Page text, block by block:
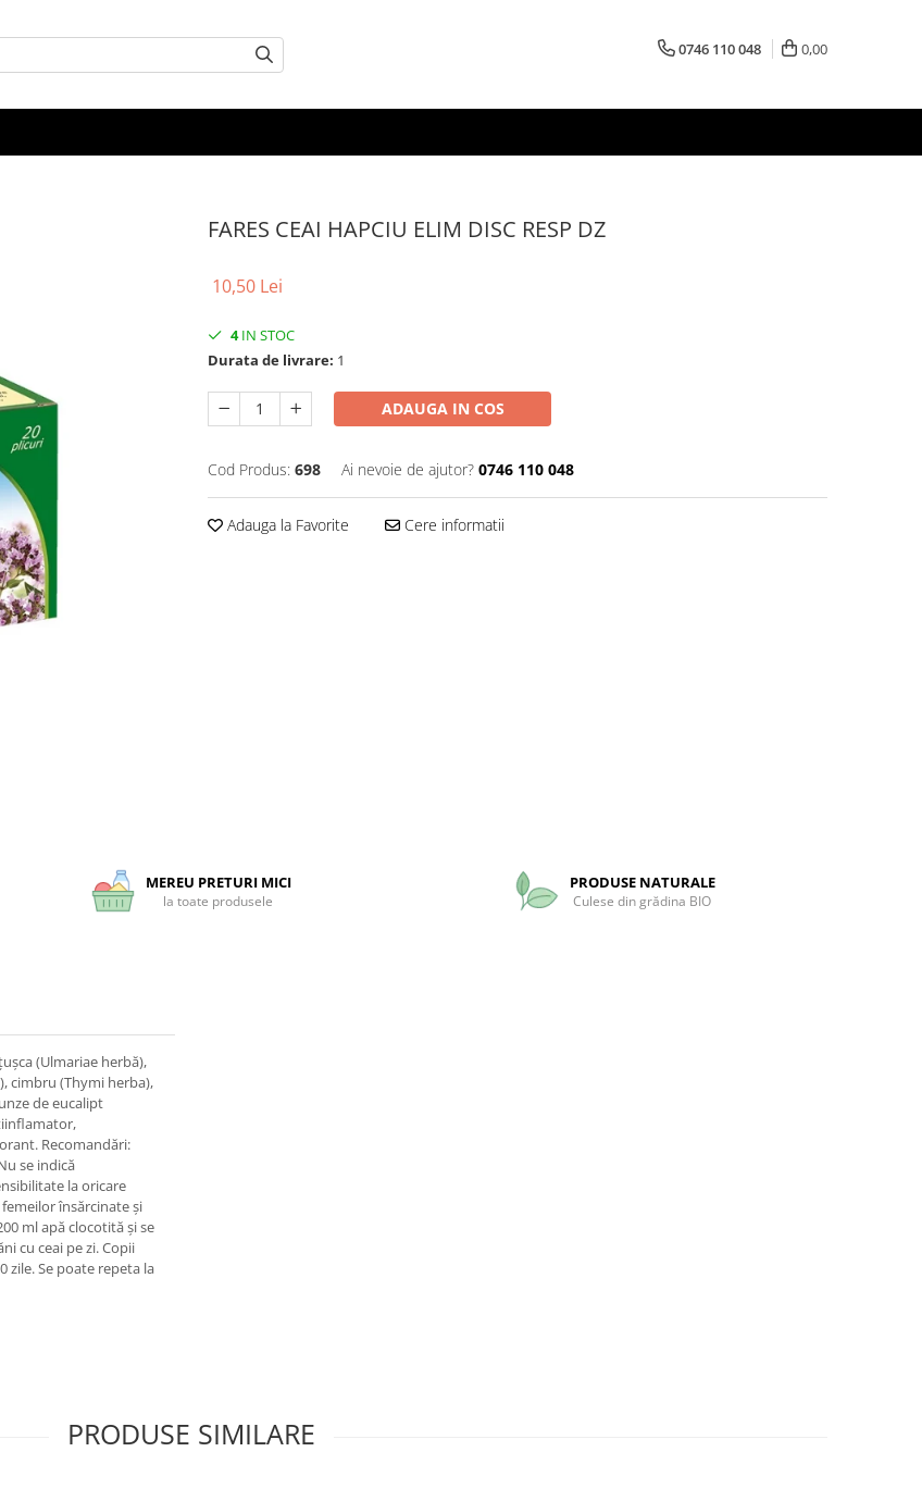
0746 110 048 0,00
FARES CEAI HAPCIU ELIM DISC RESP DZ
10,50 Lei
4IN STOC
Durata de livrare: 1
ADAUGA IN COS
Cod Produs: 698 Ai nevoie de ajutor? 0746 110 048
Adauga la Favorite Cere informatii
MEREU PRETURI MICI
la toate produsele
PRODUSE NATURALE
Culese din grădina BIO
(Ulmariae herbă),
cimbru (Thymi herba),
de eucalipt
Recomandări:
se indică
la oricare
însărcinate și
ml apă clocotită și se
cu ceai pe zi. Copii
zile. Se poate repeta la
PRODUSE SIMILARE